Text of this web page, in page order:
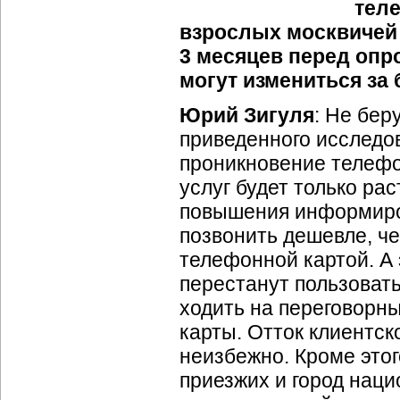
взрослых
3 месяцев перед
могут измениться
Юрий Зигуля: Не
приведенного
проникновение
услуг будет только
повышения
позвонить дешевле,
телефонной картой. А
перестанут
ходить на
карты. Отток
неизбежно. Кроме
приезжих и город